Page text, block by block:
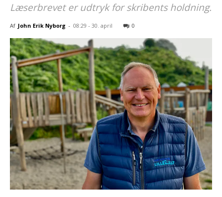
Læserbrevet er udtryk for skribents holdning.
Af John Erik Nyborg - 08:29 - 30. april 0